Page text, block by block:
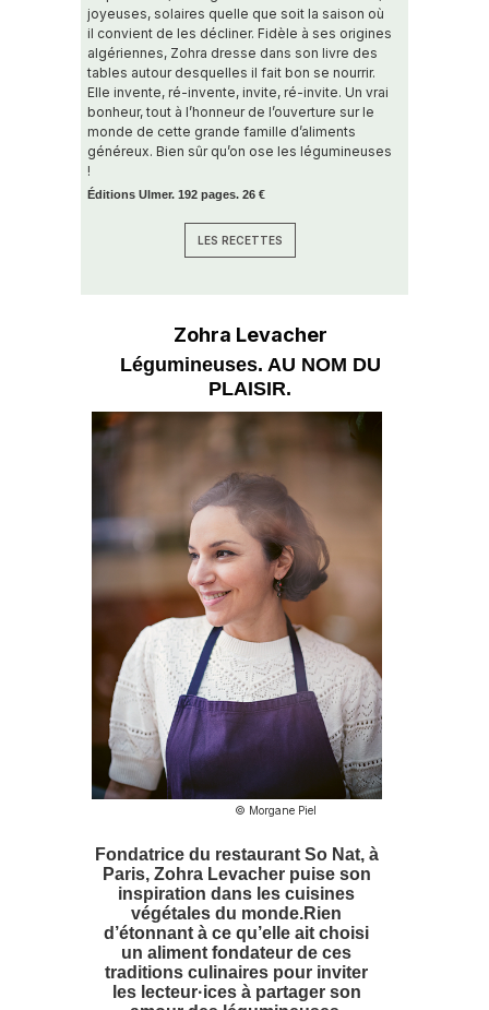
joyeuses, solaires quelle que soit la saison où
il convient de les décliner. Fidèle à ses origines
algériennes, Zohra dresse dans son livre des
tables autour desquelles il fait bon se nourrir.
Elle invente, ré-invente, invite, ré-invite. Un vrai
bonheur, tout à l’honneur de l’ouverture sur le
monde de cette grande famille d’aliments
généreux. Bien sûr qu’on ose les légumineuses
!
Éditions Ulmer. 192 pages. 26 €
LES RECETTES
Zohra Levacher
Légumineuses. AU NOM DU
PLAISIR.
© Morgane Piel
Fondatrice du restaurant So Nat, à
Paris, Zohra Levacher puise son
inspiration dans les cuisines
végétales du monde.Rien
d’étonnant à ce qu’elle ait choisi
un aliment fondateur de ces
traditions culinaires pour inviter
les lecteur·ices à partager son